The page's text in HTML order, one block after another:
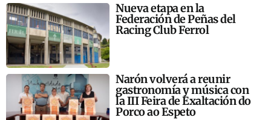
Nueva etapa en la
Federación de Peñas del
Racing Club Ferrol
Narón volverá a reunir
gastronomía y música con
la III Feira de Exaltación do
Porco ao Espeto